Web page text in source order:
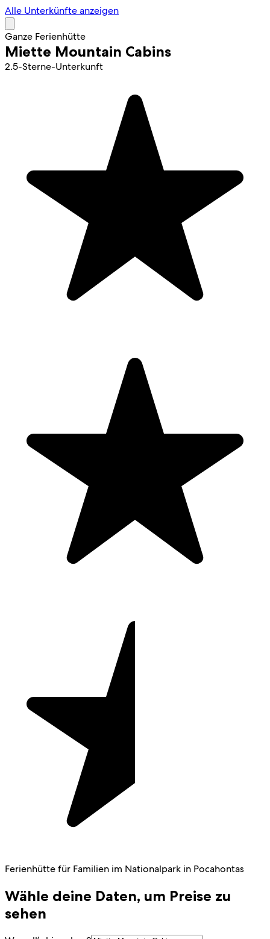
Alle Unterkünfte anzeigen
Ganze Ferienhütte
Miette Mountain Cabins
2.5-Sterne-Unterkunft
Ferienhütte für Familien im Nationalpark in Pocahontas
Wähle deine Daten, um Preise zu
sehen